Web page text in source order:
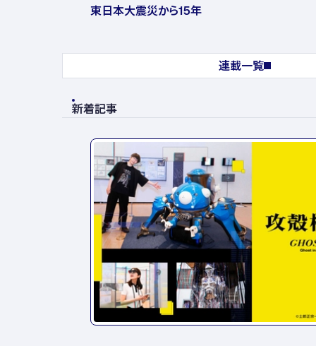
東日本大震災から15年
連載一覧
新着記事